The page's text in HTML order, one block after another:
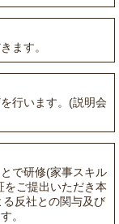
ます。
行います。(説明会
で研修(家事スキル
をご提出いただき本
反社との関与及び
。